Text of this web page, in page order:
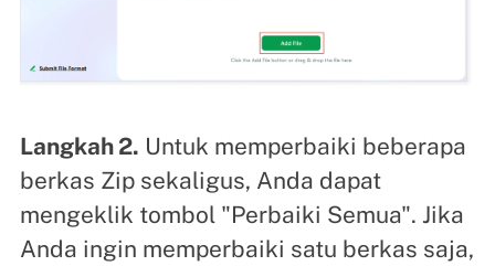
Langkah 2. Untuk memperbaiki beberapa
berkas Zip sekaligus, Anda dapat
mengeklik tombol "Perbaiki Semua". Jika
Anda ingin memperbaiki satu berkas saja,